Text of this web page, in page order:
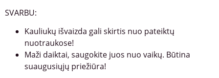
SVARBU:
Kauliukų išvaizda gali skirtis nuo pateiktų
nuotraukose!
Maži daiktai, saugokite juos nuo vaikų. Būtina
suaugusiųjų priežiūra!